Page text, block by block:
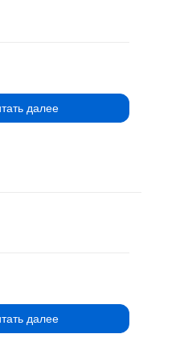
далее
далее